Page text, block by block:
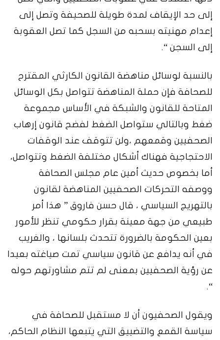
إلى حد الإيقاف لمدة طويلة للصحيفة وتصل إلى
إعدام مهنيته بسحبه من السجل كما تصل العقوبة
إلى السجن “.
بالنسبة لوسائل مناهضة القانون الكارثي المقترح
للصحافة فإن حملة المناهضة تتواصل بكل الوسائل
المتاحة للقانون والشبكة في الأساس مجموعة
ضغط وبالتالي ستواصل الضغط لفضح قانون إرهاب
الصحفيين وقمعهم ،ولن تتوقف عند الوقفات
الاحتجاجية فهناك أشكال مختلفة الضغط وتتواصل،
أما بخصوص حديث أمين عام مجلس الصحافة
ووصفه التحركات الصحفيين المناهضة لقانون
بالتهريج السياسي ، قال حسن فاروق ” هذا أمر
طبيعي من جهة معينة بقرار حكومي تنظر للأمور
بعين الحكومة بالضرورة تتحدث بلسانها ، والغريب
في أنه يدافع عن قانون سياسي تمت صياغته بعيدا
عن رؤية الصحفيين بمعنى لم تتم مشاورتهم حوله
“.
ويقول الصحفيون أن لا مستقبل للصحافة في
سياسة القمع والتضييق التي يتبعها النظام الحاكم،